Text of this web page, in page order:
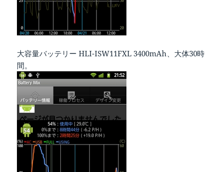
大容量バッテリー HLI-ISW11FXL 3400mAh、大体30時
間。